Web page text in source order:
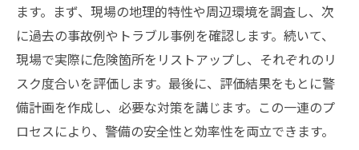
ます。まず、現場の地理的特性や周辺環境を調査し、次
に過去の事故例やトラブル事例を確認します。続いて、
現場で実際に危険箇所をリストアップし、それぞれのリ
スク度合いを評価します。最後に、評価結果をもとに警
備計画を作成し、必要な対策を講じます。この一連のプ
ロセスにより、警備の安全性と効率性を両立できます。